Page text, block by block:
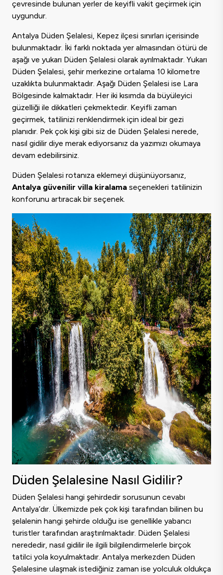
çevresinde bulunan yerler de keyifli vakit geçirmek için
uygundur.
Antalya Düden Şelalesi, Kepez ilçesi sınırları içerisinde
bulunmaktadır. İki farklı noktada yer almasından ötürü de
aşağı ve yukarı Düden Şelalesi olarak ayrılmaktadır. Yukarı
Düden Şelalesi, şehir merkezine ortalama 10 kilometre
uzaklıkta bulunmaktadır. Aşağı Düden Şelalesi ise Lara
Bölgesinde kalmaktadır. Her iki kısımda da büyüleyici
güzelliği ile dikkatleri çekmektedir. Keyifli zaman
geçirmek, tatilinizi renklendirmek için ideal bir gezi
planıdır. Pek çok kişi gibi siz de Düden Şelalesi nerede,
nasıl gidilir diye merak ediyorsanız da yazımızı okumaya
devam edebilirsiniz.
Düden Şelalesi rotanıza eklemeyi düşünüyorsanız,
Antalya güvenilir villa kiralama seçenekleri tatilinizin
konforunu artıracak bir seçenek.
Düden Şelalesine Nasıl Gidilir?
Düden Şelalesi hangi şehirdedir sorusunun cevabı
Antalya’dır. Ülkemizde pek çok kişi tarafından bilinen bu
şelalenin hangi şehirde olduğu ise genellikle yabancı
turistler tarafından araştırılmaktadır. Düden Şelalesi
nerededir, nasıl gidilir ile ilgili bilgilendirmelerle birçok
tatilci yola koyulmaktadır. Antalya merkezden Düden
Şelalesine ulaşmak istediğiniz zaman ise yolculuk oldukça